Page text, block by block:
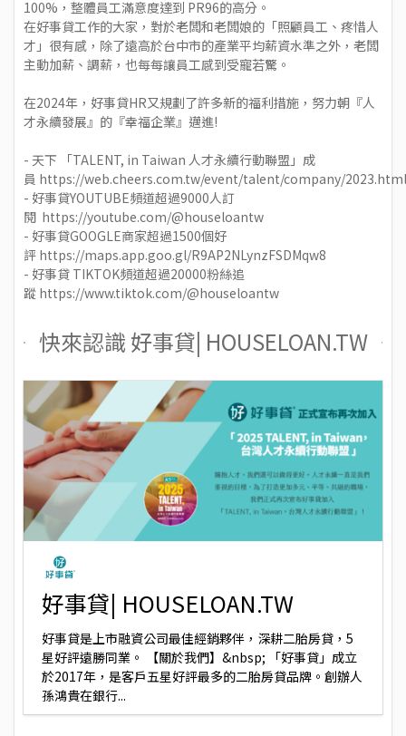
100%，整體員工滿意度達到 PR96的高分。
在好事貸工作的大家，對於老闆和老闆娘的「照顧員工、疼惜人
才」很有感，除了遠高於台中市的產業平均薪資水準之外，老闆
主動加薪、調薪，也每每讓員工感到受寵若驚。
在2024年，好事貸HR又規劃了許多新的福利措施，努力朝『人
才永續發展』的『幸福企業』邁進!
- 天下 「TALENT, in Taiwan 人才永續行動聯盟」成
員 https://web.cheers.com.tw/event/talent/company/
- 好事貸YOUTUBE頻道超過9000人訂
閱 https://youtube.com/@houseloantw
- 好事貸GOOGLE商家超過1500個好
評 https://maps.app.goo.gl/R9AP2NLynzFSDMqw8
- 好事貸 TIKTOK頻道超過20000粉絲追
蹤 https://www.tiktok.com/@houseloantw
快來認識 好事貸| HOUSELOAN.TW
好事貸| HOUSELOAN.TW
好事貸是上市融資公司最佳經銷夥伴，深耕二胎房貸，5
星好評遠勝同業。 【關於我們】&nbsp; 「好事貸」成立
於2017年，是客戶五星好評最多的二胎房貸品牌。創辦人
孫鴻貴在銀行...